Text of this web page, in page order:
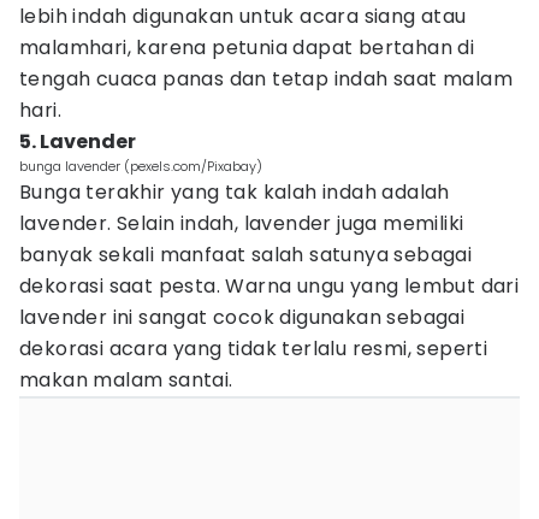
lebih indah digunakan untuk acara siang atau
malamhari, karena petunia dapat bertahan di
tengah cuaca panas dan tetap indah saat malam
hari.
5. Lavender
bunga lavender (pexels.com/Pixabay)
Bunga terakhir yang tak kalah indah adalah
lavender. Selain indah, lavender juga memiliki
banyak sekali manfaat salah satunya sebagai
dekorasi saat pesta. Warna ungu yang lembut dari
lavender ini sangat cocok digunakan sebagai
dekorasi acara yang tidak terlalu resmi, seperti
makan malam santai.